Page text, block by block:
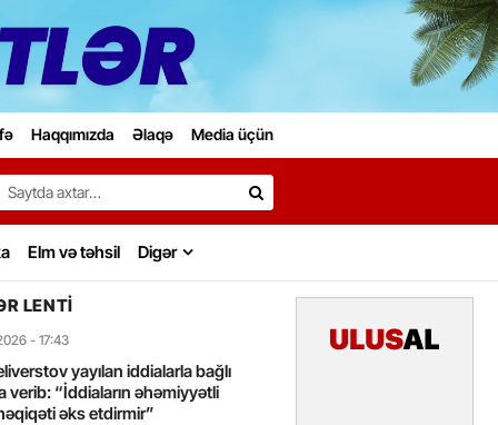
Haqqımızda Əlaqə Media üçün
Search…
Elm və təhsil Digər
LENTI
- 17:43
yayılan iddialarla bağlı
verib: “İddiaların əhəmiyyətli
əks etdirmir”